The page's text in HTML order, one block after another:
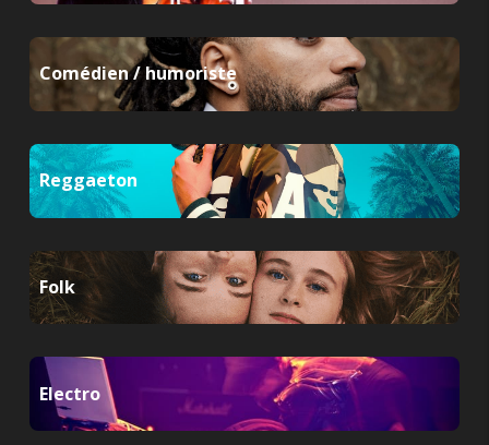
Comédien / humoriste
Reggaeton
Folk
Electro